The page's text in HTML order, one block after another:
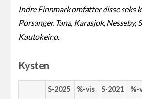
Indre Finnmark omfatter disse seks
Porsanger, Tana, Karasjok, Nesseby,
Kautokeino.
Kysten
S-2025 %-vis S-2021 %-